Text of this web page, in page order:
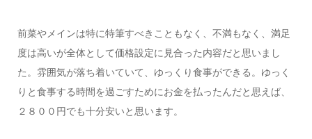
前菜やメインは特に特筆すべきこともなく、不満もなく、満足
度は高いが全体として価格設定に見合った内容だと思いまし
た。雰囲気が落ち着いていて、ゆっくり食事ができる。ゆっく
りと食事する時間を過ごすためにお金を払ったんだと思えば、
２８００円でも十分安いと思います。